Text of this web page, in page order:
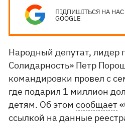
ПІДПИШІТЬСЯ НА НАС
GOOGLE
Народный депутат, лидер
Солидарность» Петр
командировки провел с
где подарил 1 миллион
детям. Об этомсообщает
ссылкой на данные